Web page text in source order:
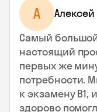
А Алексей
Самый
настоящий
первых же
потребности.
к экзамену В1,
здорово